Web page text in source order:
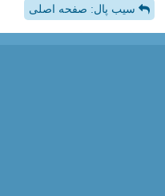
سیب پال: صفحه اصلی